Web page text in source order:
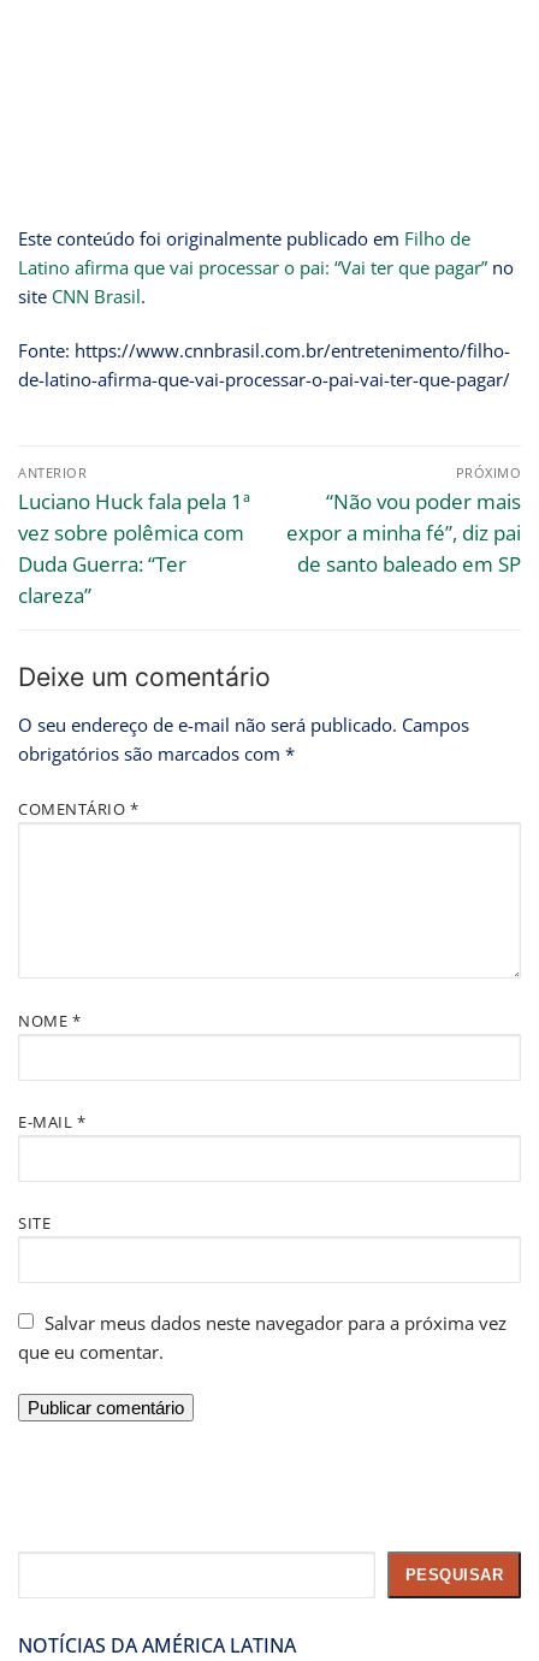
Este conteúdo foi originalmente publicado em Filho de
Latino afirma que vai processar o pai: “Vai ter que pagar” no
site CNN Brasil.
Fonte: https://www.cnnbrasil.com.br/entretenimento/filho-
de-latino-afirma-que-vai-processar-o-pai-vai-ter-que-pagar/
ANTERIOR
Luciano Huck fala pela 1ª
vez sobre polêmica com
Duda Guerra: “Ter
clareza”
PRÓXIMO
“Não vou poder mais
expor a minha fé”, diz pai
de santo baleado em SP
Deixe um comentário
O seu endereço de e-mail não será publicado. Campos
obrigatórios são marcados com *
COMENTÁRIO *
NOME *
E-MAIL *
SITE
Salvar meus dados neste navegador para a próxima vez
que eu comentar.
PESQUISAR
NOTÍCIAS DA AMÉRICA LATINA